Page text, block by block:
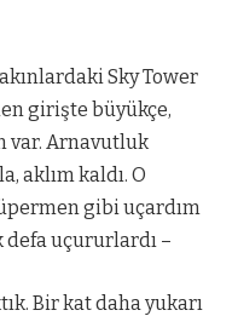
Sky Tower
girişte büyükçe,
var. Arnavutluk
aklım kaldı. O
gibi uçardım
defa uçururlardı –
Bir kat daha yukarı